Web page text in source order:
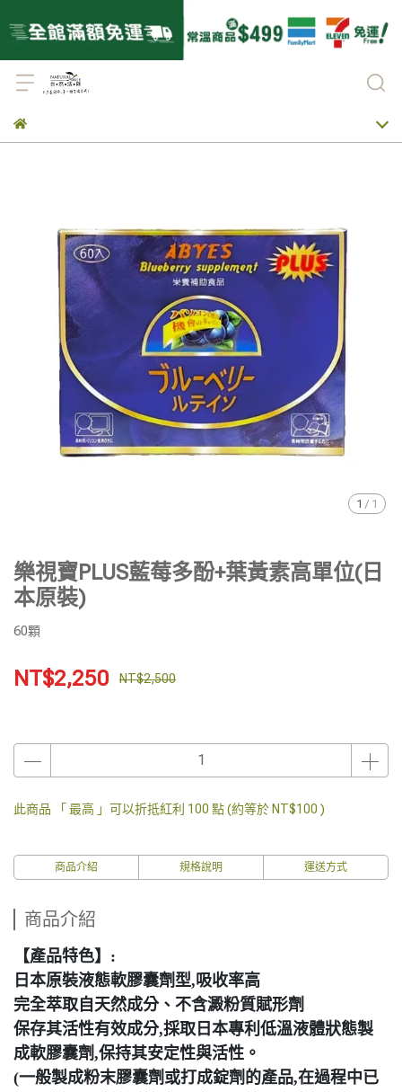
1 / 1
樂視寶PLUS藍莓多酚+葉黃素高單位(日
本原裝)
60顆
NT$2,250 NT$2,500
此商品 「 最高 」可以折抵紅利 100 點 (約等於 NT$100 )
商品介紹 規格說明 運送方式
商品介紹
【產品特色】:
日本原裝液態軟膠囊劑型,吸收率高
完全萃取自天然成分、不含澱粉質賦形劑
保存其活性有效成分,採取日本專利低溫液體狀態製
成軟膠囊劑,保持其安定性與活性。
(一般製成粉末膠囊劑或打成錠劑的產品,在過程中已